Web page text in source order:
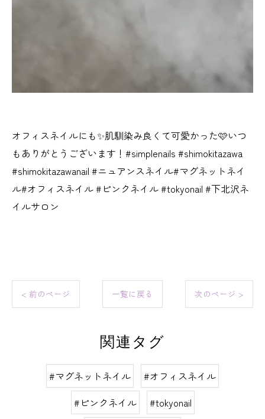
オフィスネイルにも✨肌馴染み良くて可愛かった🩷いつ
もありがとうございます！#simplenails #shimokitazawa
#shimokitazawanail #ニュアンスネイル#マグネットネイ
ル#オフィスネイル #ピンクネイル #tokyonail #下北沢ネ
イルサロン
< 前のページ 一覧に戻る 次のページ >
関連タグ
#マグネットネイル
#オフィスネイル
#ピンクネイル
#tokyonail